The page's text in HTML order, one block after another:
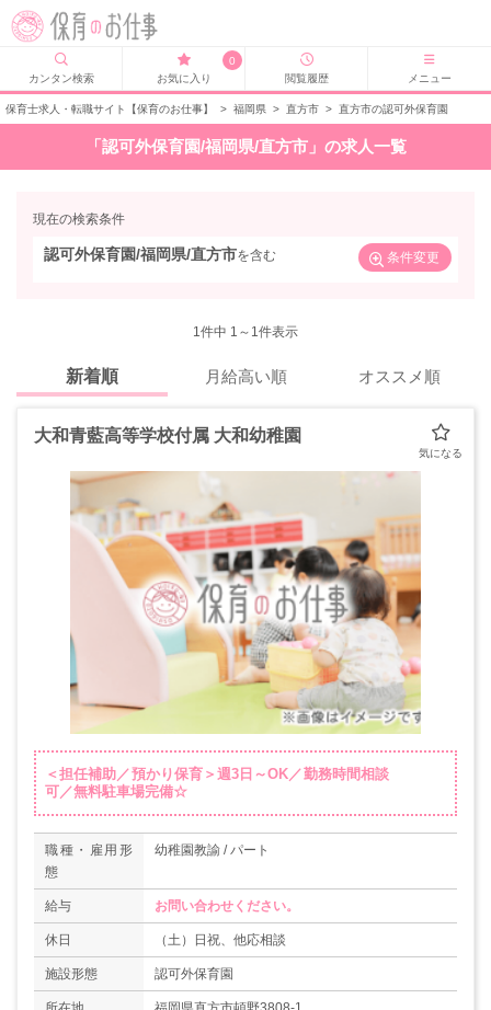
カンタン検索
0
お気に入り
閲覧履歴 メニュー
保育士求人・転職サイト【保育のお仕事】 > 福岡県 > 直方市 > 直方市の認可外保育園
「認可外保育園/福岡県/直方市」の求人一覧
現在の検索条件
認可外保育園/福岡県/直方市を含む 条件変更
1件中 1～1件表示
新着順 月給高い順 オススメ順
大和青藍高等学校付属 大和幼稚園
＜担任補助／預かり保育＞週3日～OK／勤務時間相談
可／無料駐車場完備☆
職種・雇用形
態
幼稚園教諭 / パート
給与 お問い合わせください。
休日 （土）日祝、他応相談
施設形態 認可外保育園